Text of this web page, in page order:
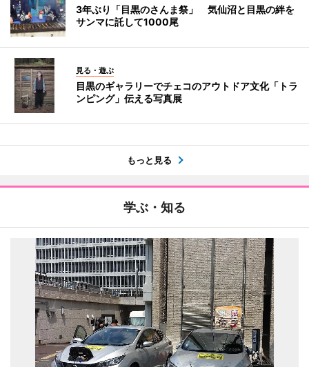
3年ぶり「目黒のさんま祭」 気仙沼と目黒の絆を
サンマに託して1000尾
見る・遊ぶ
目黒のギャラリーでチェコのアウトドア文化「トラ
ンピング」伝える写真展
もっと見る
学ぶ・知る